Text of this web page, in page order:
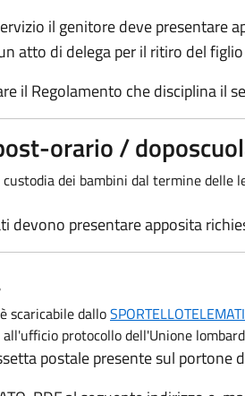
il genitore deve presentare
atto di delega per il ritiro del
il Regolamento che disciplina il
orario /
dei bambini dal termine
devono presentare apposita
scaricabile dallo
all'ufficio protocollo dell'Unione
postale presente sul portone